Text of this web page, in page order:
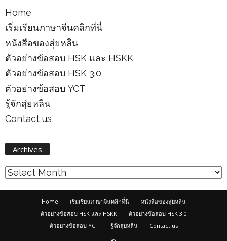
Home
เริ่มเรียนภาษาจีนคลิกที่นี่
หนังสือของสุ่ยหลิน
ตัวอย่างข้อสอบ HSK และ HSKK
ตัวอย่างข้อสอบ HSK 3.0
ตัวอย่างข้อสอบ YCT
รู้จักสุ่ยหลิน
Contact us
Archives
Home เริ่มเรียนภาษาจีนคลิกที่นี่
หนังสือของสุ่ยหลิน
ตัวอย่างข้อสอบ HSK และ HSKK
ตัวอย่างข้อสอบ HSK 3.0
ตัวอย่างข้อสอบ YCT
รู้จักสุ่ยหลิน
Contact us